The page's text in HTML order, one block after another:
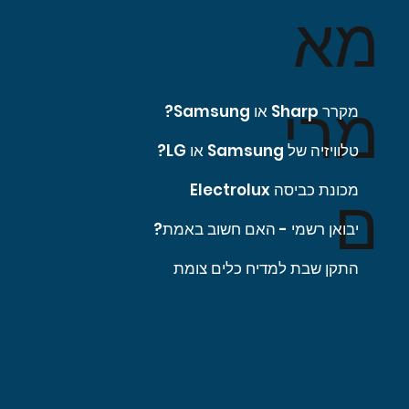
מא
מרי
ם
מקרר Sharp או Samsung?
טלוויזיה של Samsung או LG?
מכונת כביסה Electrolux
יבואן רשמי - האם חשוב באמת?
התקן שבת למדיח כלים צומת